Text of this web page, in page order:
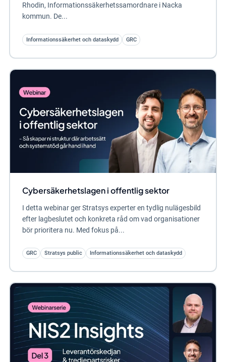
Rhodin, Informationssäkerhetssamordnare i Nacka
kommun. De...
Informationssäkerhet och dataskydd GRC
Cybersäkerhetslagen i offentlig sektor
I detta webinar ger Stratsys experter en tydlig nulägesbild
efter lagbeslutet och konkreta råd om vad organisationer
bör prioritera nu. Med fokus på...
GRC Stratsys public Informationssäkerhet och dataskydd